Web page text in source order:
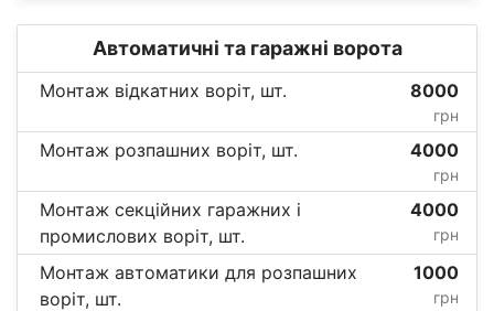
Автоматичні та гаражні ворота
Монтаж відкатних воріт, шт. 8000
грн
Монтаж розпашних воріт, шт. 4000
грн
Монтаж секційних гаражних і
промислових воріт, шт.
4000
грн
Монтаж автоматики для розпашних
воріт, шт.
1000
грн